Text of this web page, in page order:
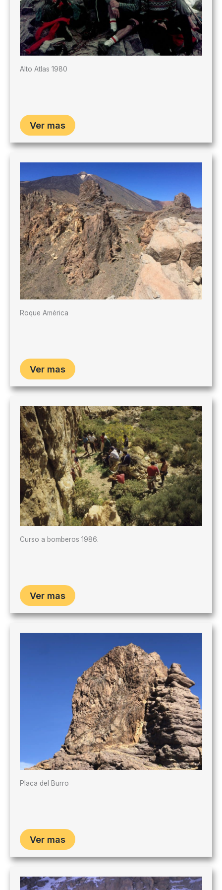
Alto Atlas 1980
Ver mas
Roque América
Ver mas
Curso a bomberos 1986.
Ver mas
Placa del Burro
Ver mas